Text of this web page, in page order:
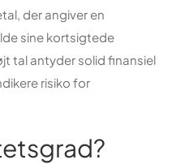
der angiver en
sine kortsigtede
tal antyder solid finansiel
risiko for